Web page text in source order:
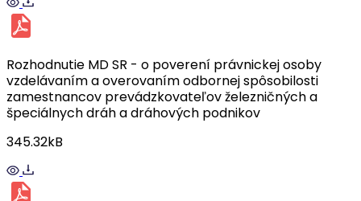
Rozhodnutie MD SR - o poverení právnickej osoby
vzdelávaním a overovaním odbornej spôsobilosti
zamestnancov prevádzkovateľov železničných a
špeciálnych dráh a dráhových podnikov
345.32kB